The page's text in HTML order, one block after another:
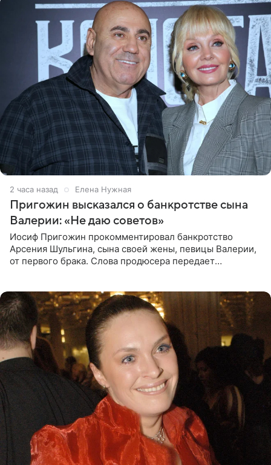
2 часа назад Елена Нужная
Пригожин высказался о банкротстве сына
Валерии: «Не даю советов»
Иосиф Пригожин прокомментировал банкротство
Арсения Шульгина, сына своей жены, певицы Валерии,
от первого брака. Слова продюсера передает